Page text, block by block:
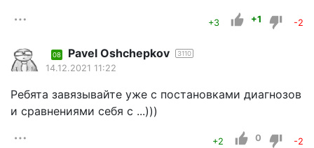
+3 +1 -2
08 Pavel Oshchepkov 3110
14.12.2021 11:22
Ребята завязывайте уже с постановками диагнозов
и сравнениями себя с ...)))
+2 0 -2